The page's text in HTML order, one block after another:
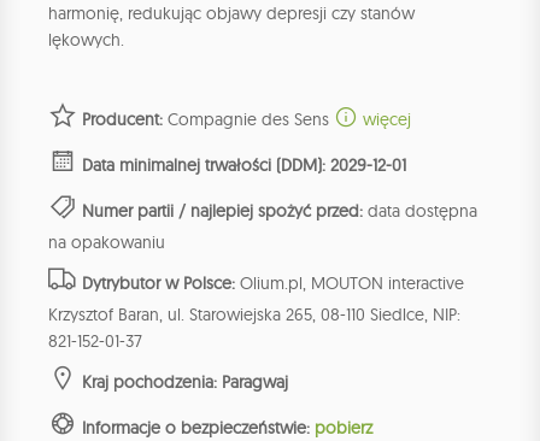
harmonię, redukując objawy depresji czy stanów
lękowych.
Producent: Compagnie des Sens więcej
Data minimalnej trwałości (DDM): 2029-12-01
Numer partii / najlepiej spożyć przed: data dostępna
na opakowaniu
Dytrybutor w Polsce: Olium.pl, MOUTON interactive
Krzysztof Baran, ul. Starowiejska 265, 08-110 Siedlce, NIP:
821-152-01-37
Kraj pochodzenia: Paragwaj
Informacje o bezpieczeństwie: pobierz